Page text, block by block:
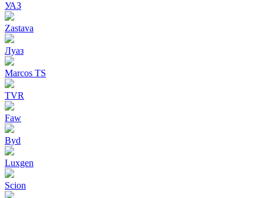
УАЗ
Zastava
Луаз
Marcos TS
TVR
Faw
Byd
Luxgen
Scion